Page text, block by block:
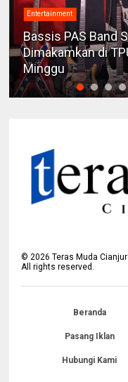
Entertainment
Bassis PAS Band
Dimakamkan di
Minggu
© 2026 Teras Muda Cianjur
All rights reserved.
Beranda
Pasang Iklan
Hubungi Kami